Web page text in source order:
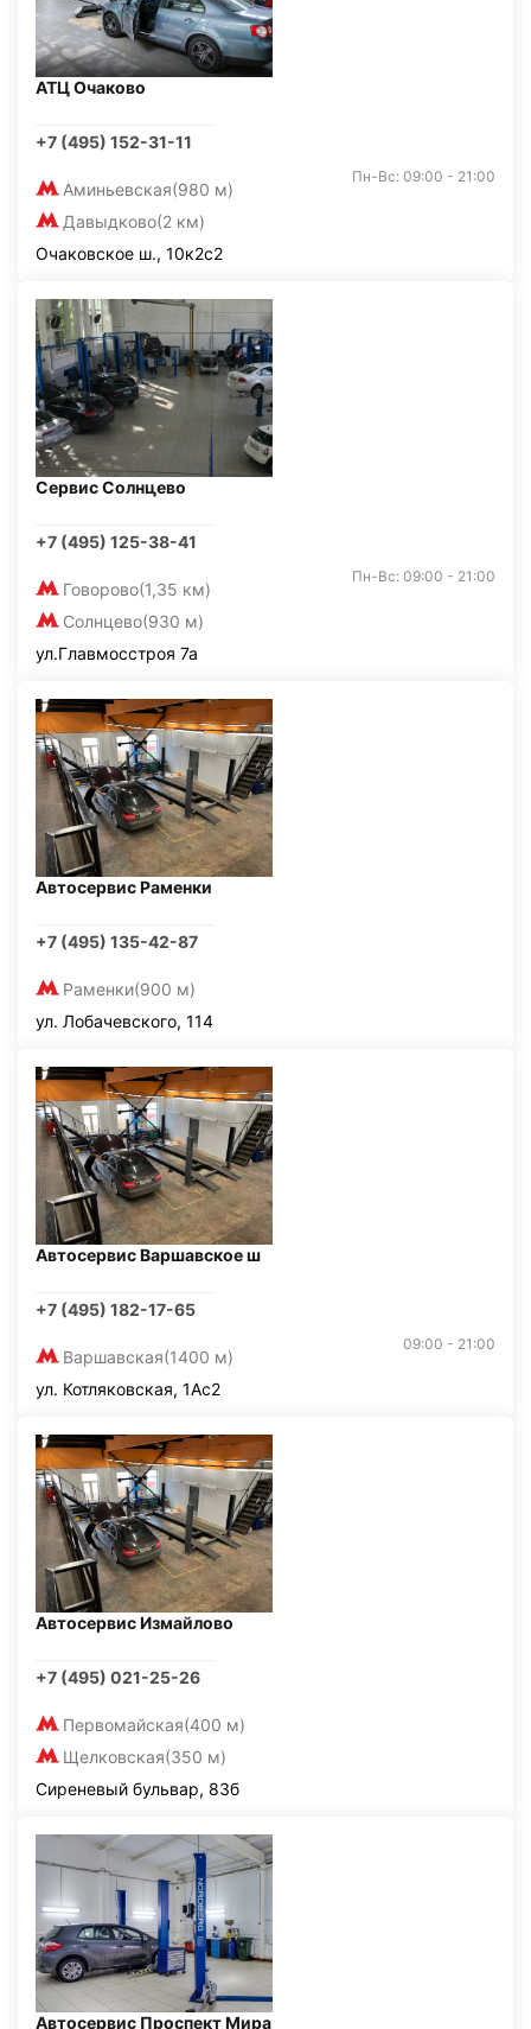
АТЦ Очаково
+7 (495) 152-31-11
Аминьевская(980 м)
Давыдково(2 км)
Пн-Вс: 09:00 - 21:00
Очаковское ш., 10к2с2
Сервис Солнцево
+7 (495) 125-38-41
Говорово(1,35 км)
Солнцево(930 м)
Пн-Вс: 09:00 - 21:00
ул.Главмосстроя 7а
Автосервис Раменки
+7 (495) 135-42-87
Раменки(900 м)
ул. Лобачевского, 114
Автосервис Варшавское ш
+7 (495) 182-17-65
Варшавская(1400 м)
09:00 - 21:00
ул. Котляковская, 1Ас2
Автосервис Измайлово
+7 (495) 021-25-26
Первомайская(400 м)
Щелковская(350 м)
Сиреневый бульвар, 83б
Автосервис Проспект Мира